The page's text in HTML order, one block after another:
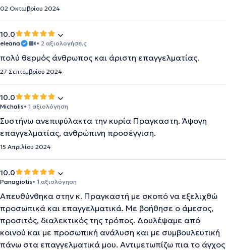
02 Οκτωβρίου 2024
10.0
eleana • 2 αξιολογήσεις
πολύ θερμός άνθρωπος και άριστη επαγγελματίας.
27 Σεπτεμβρίου 2024
10.0
Michalis• 1 αξιολόγηση
Συστήνω ανεπιφύλακτα την κυρία Πραγκαστη. Άψογη
επαγγελματίας, ανθρώπινη προσέγγιση.
15 Απριλίου 2024
10.0
Panagiotis• 1 αξιολόγηση
Απευθύνθηκα στην κ. Πραγκαστή με σκοπό να εξελιχθώ
προσωπικά και επαγγελματικά. Με βοήθησε ο άμεσος,
προσιτός, διαλεκτικός της τρόπος. Δουλέψαμε από
κοινού και με προσωπική ανάλυση και με συμβουλευτική
πάνω στα επαγγελματικά μου. Αντιμετωπίζω πια το άγχος